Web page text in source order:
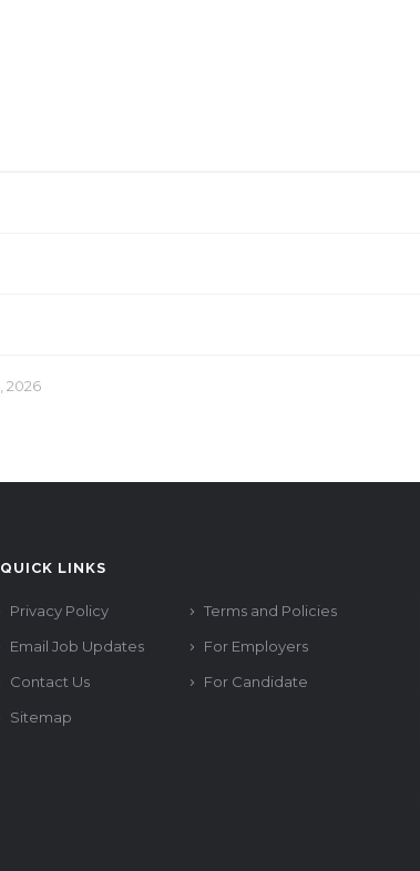
2026
QUICK LINKS
Privacy Policy
Terms and Policies
Email Job Updates
For Employers
Contact Us
For Candidate
Sitemap